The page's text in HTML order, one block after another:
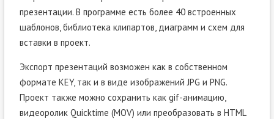
презентации. В программе есть более 40 встроенных
шаблонов, библиотека клипартов, диаграмм и схем для
вставки в проект.
Экспорт презентаций возможен как в собственном
формате KEY, так и в виде изображений JPG и PNG.
Проект также можно сохранить как gif-анимацию,
видеоролик Quicktime (MOV) или преобразовать в HTML